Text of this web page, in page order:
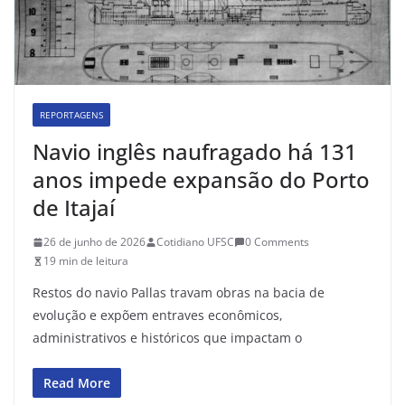
REPORTAGENS
Navio inglês naufragado há 131
anos impede expansão do Porto
de Itajaí
26 de junho de 2026 Cotidiano UFSC
0 Comments
19 min de leitura
Restos do navio Pallas travam obras na bacia de
evolução e expõem entraves econômicos,
administrativos e históricos que impactam o
Read More